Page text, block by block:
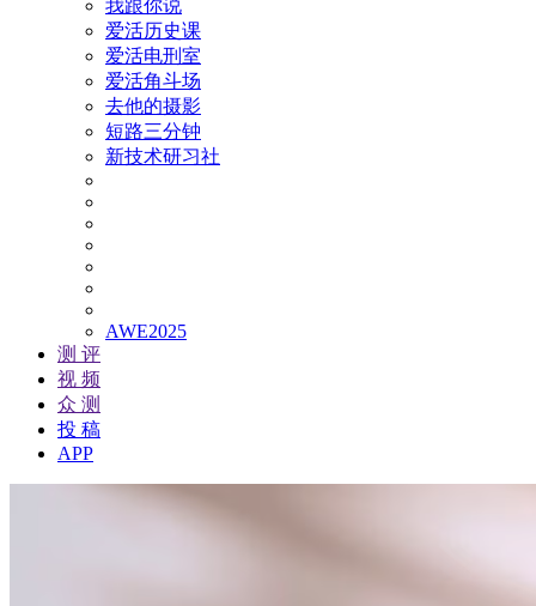
我跟你说
爱活历史课
爱活电刑室
爱活角斗场
去他的摄影
短路三分钟
新技术研习社
AWE2025
测 评
视 频
众 测
投 稿
APP